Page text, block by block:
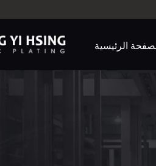
الرئيسية